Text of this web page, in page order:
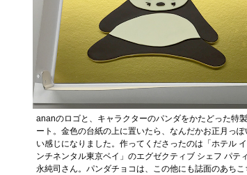
ananのロゴと、キャラクターのパンダをかたどった特
ート。金色の台紙の上に置いたら、なんだかお正月っぽ
い感じになりました。作ってくださったのは「ホテル
ンチネンタル東京ベイ」のエグゼクティブ シェフ パテ
永純司さん。パンダチョコは、この他にも誌面のあちこ